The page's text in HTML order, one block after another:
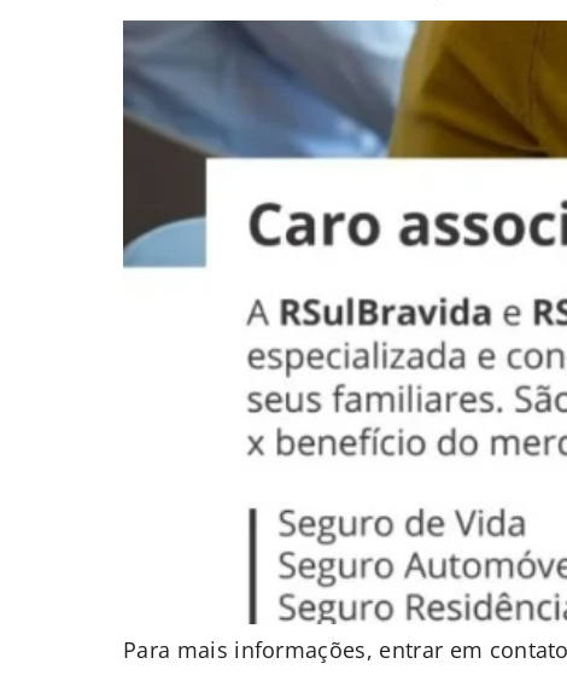
Para mais informações, entrar em